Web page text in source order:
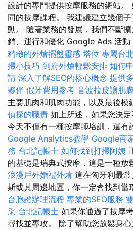
設計的專門提供按摩服務的網站。
同的按摩課程。 我建議建立幾個
動。 隨著業務的發展，我們不斷
銷、運行和優化 Google Ads 活動
精緻的外燴擺盤靈感 塔位 專屬台
掃小技巧 到府外燴輕鬆安排 如何
請 深入了解SEO的核心概念 提供
夥伴 假牙費用參考 音波拉皮讓肌
主要肌肉和肌肉功能，以及最後模
偵探的職責 如上所述，如果您決
今天不僅有一種按摩師培訓，還有
Google Analytics教學 Google商
務 台北記帳士 如何找到打掃阿姨
的基礎是瑞典式按摩，這是一種放
浪漫戶外婚禮外燴 這在匈牙利最
斯或其周邊地區，你一定會找到當
台胞證辦理流程 專業的SEO服務
采 台北記帳士 如果你通過了按摩
尋找並專攻。 除了幫助您放鬆身